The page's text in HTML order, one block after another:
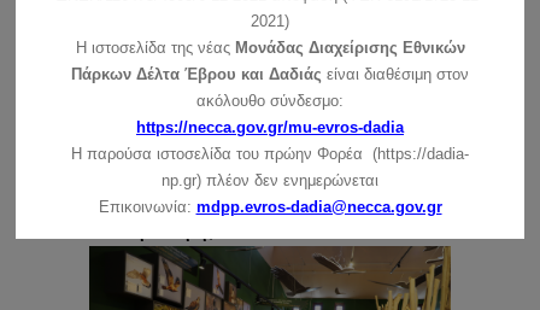
Επανέναρξη δράσεων ενημέρωσης -
2021)
Η ιστοσελίδα της νέας Μονάδας Διαχείρισης Εθνικών
Πάρκων Δέλτα Έβρου και Δαδιάς είναι διαθέσιμη στον
ακόλουθο σύνδεσμο:
https://necca.gov.gr/mu-evros-dadia
Η παρούσα ιστοσελίδα του πρώην Φορέα (https://dadia-
np.gr) πλέον δεν ενημερώνεται
Επικοινωνία: mdpp.evros-dadia@necca.gov.gr